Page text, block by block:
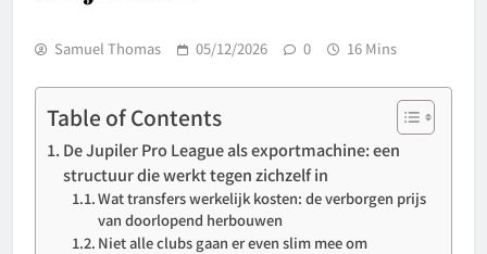
Samuel Thomas 05/12/2026 0 16 Mins
Table of Contents
De Jupiler Pro League als exportmachine: een
structuur die werkt tegen zichzelf in
Wat transfers werkelijk kosten: de verborgen prijs
van doorlopend herbouwen
Niet alle clubs gaan er even slim mee om